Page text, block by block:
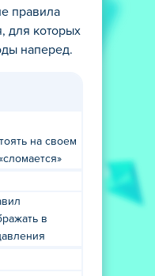
правила
для которых
наперед.
на своем
в